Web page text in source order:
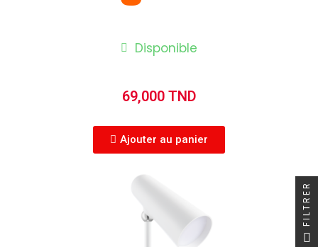
Disponible
69,000 TND
Ajouter au panier
FILTRER